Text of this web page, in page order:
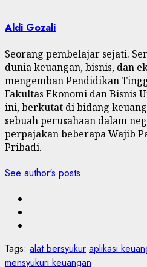
Aldi Gozali
Seorang pembelajar sejati.
dunia keuangan, bisnis, dan
mengemban Pendidikan
Fakultas Ekonomi dan Bisnis
ini, berkutat di bidang
sebuah perusahaan dalam
perpajakan beberapa Wajib
Pribadi.
See author's posts
Tags: alat bersyukur aplikasi
mensyukuri keuangan